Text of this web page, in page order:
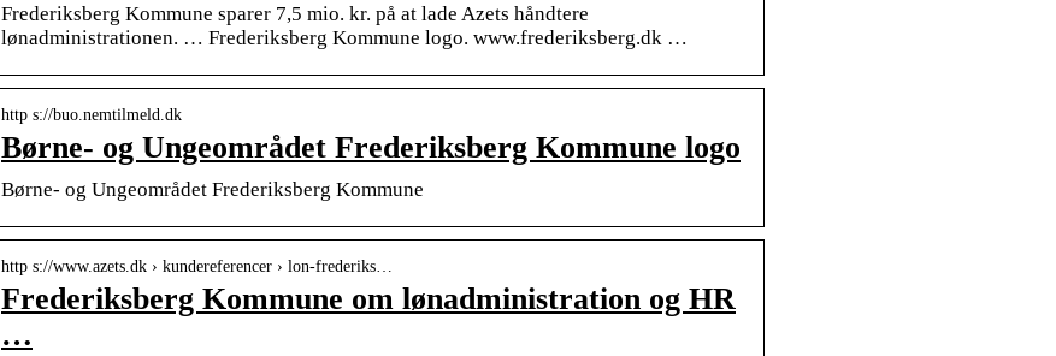
Frederiksberg Kommune sparer 7,5 mio. kr. på at lade Azets håndtere
lønadministrationen. … Frederiksberg Kommune logo. www.frederiksberg.dk …
http s://buo.nemtilmeld.dk
Børne- og Ungeområdet Frederiksberg Kommune logo
Børne- og Ungeområdet Frederiksberg Kommune
http s://www.azets.dk › kundereferencer › lon-frederiks…
Frederiksberg Kommune om lønadministration og HR
…